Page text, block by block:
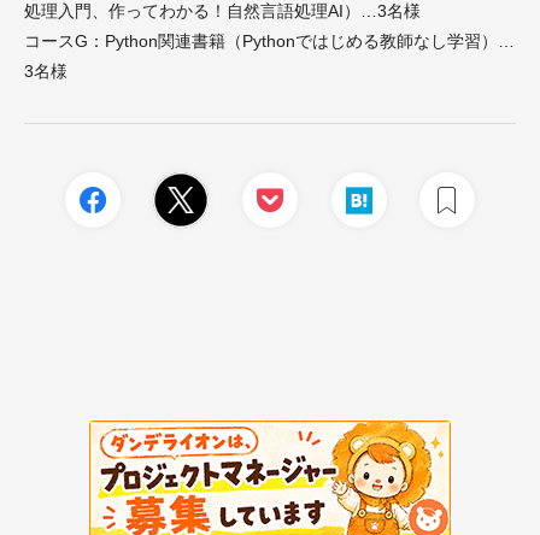
処理入門、作ってわかる！自然言語処理AI）…3名様
コースG：Python関連書籍（Pythonではじめる教師なし学習）…
3名様